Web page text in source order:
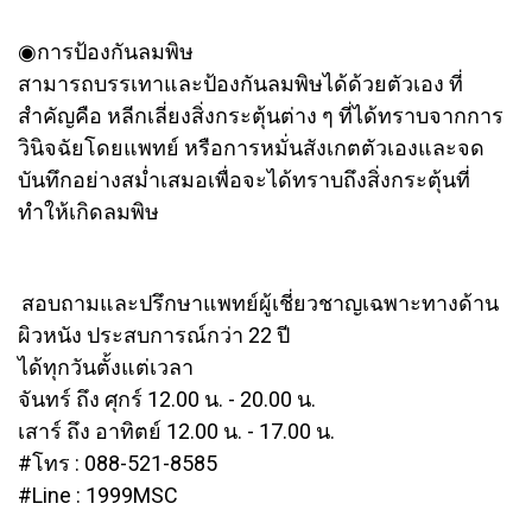
◉การป้องกันลมพิษ
สามารถบรรเทาและป้องกันลมพิษได้ด้วยตัวเอง ที่
สำคัญคือ หลีกเลี่ยงสิ่งกระตุ้นต่าง ๆ ที่ได้ทราบจากการ
วินิจฉัยโดยแพทย์ หรือการหมั่นสังเกตตัวเองและจด
บันทึกอย่างสม่ำเสมอเพื่อจะได้ทราบถึงสิ่งกระตุ้นที่
ทำให้เกิดลมพิษ
สอบถามและปรึกษาแพทย์ผู้เชี่ยวชาญเฉพาะทางด้าน
ผิวหนัง ประสบการณ์กว่า 22 ปี
ได้ทุกวันตั้งแต่เวลา
จันทร์ ถึง ศุกร์ 12.00 น. - 20.00 น.
เสาร์ ถึง อาทิตย์ 12.00 น. - 17.00 น.
#โทร : 088-521-8585
#Line : 1999MSC